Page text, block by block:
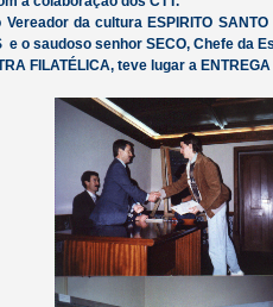
da cultura ESPIRITO
e o saudoso senhor SECO, Chefe da
FILATÉLICA, teve lugar a